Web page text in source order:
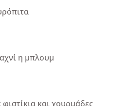
η μπλουμ
φιστίκια και χουρμάδες